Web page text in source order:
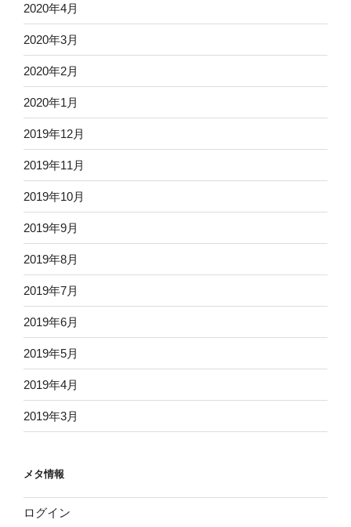
2020年4月
2020年3月
2020年2月
2020年1月
2019年12月
2019年11月
2019年10月
2019年9月
2019年8月
2019年7月
2019年6月
2019年5月
2019年4月
2019年3月
メタ情報
ログイン